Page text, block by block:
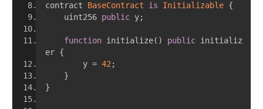
contract BaseContract is Initializable {
    uint256
public y;
function initialize() public initializ
er {
        y
= 42 ;
}
}